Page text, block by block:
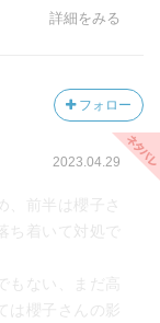
詳細をみる
フォロー
2023.04.29
、前半は櫻子さ
ち着いて対処で
もない、まだ高
は櫻子さんの影